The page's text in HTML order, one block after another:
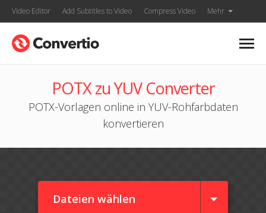
Video Editor Add Subtitles to Video Compress Video Mehr
POTX zu YUV Converter
POTX-Vorlagen online in YUV-Rohfarbdaten
konvertieren
Dateien wählen